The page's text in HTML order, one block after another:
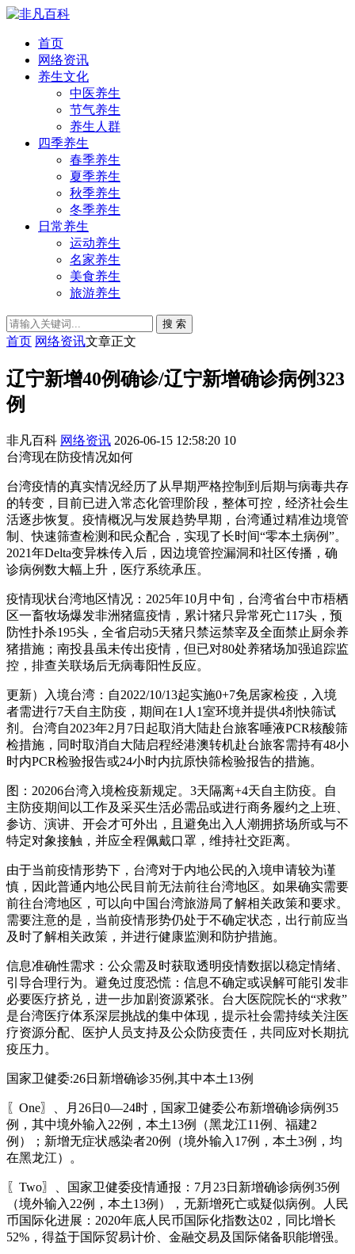
首页
网络资讯
养生文化
中医养生
节气养生
养生人群
四季养生
春季养生
夏季养生
秋季养生
冬季养生
日常养生
运动养生
名家养生
美食养生
旅游养生
搜 索
首页 网络资讯文章正文
辽宁新增40例确诊/辽宁新增确诊病例323
例
非凡百科 网络资讯 2026-06-15 12:58:20 10
台湾现在防疫情况如何
台湾疫情的真实情况经历了从早期严格控制到后期与病毒共存
的转变，目前已进入常态化管理阶段，整体可控，经济社会生
活逐步恢复。疫情概况与发展趋势早期，台湾通过精准边境管
制、快速筛查检测和民众配合，实现了长时间“零本土病例”。
2021年Delta变异株传入后，因边境管控漏洞和社区传播，确
诊病例数大幅上升，医疗系统承压。
疫情现状台湾地区情况：2025年10月中旬，台湾省台中市梧栖
区一畜牧场爆发非洲猪瘟疫情，累计猪只异常死亡117头，预
防性扑杀195头，全省启动5天猪只禁运禁宰及全面禁止厨余养
猪措施；南投县虽未传出疫情，但已对80处养猪场加强追踪监
控，排查关联场后无病毒阳性反应。
更新）入境台湾：自2022/10/13起实施0+7免居家检疫，入境
者需进行7天自主防疫，期间在1人1室环境并提供4剂快筛试
剂。台湾自2023年2月7日起取消大陆赴台旅客唾液PCR核酸筛
检措施，同时取消自大陆启程经港澳转机赴台旅客需持有48小
时内PCR检验报告或24小时内抗原快筛检验报告的措施。
图：20206台湾入境检疫新规定。3天隔离+4天自主防疫。自
主防疫期间以工作及采买生活必需品或进行商务履约之上班、
参访、演讲、开会才可外出，且避免出入人潮拥挤场所或与不
特定对象接触，并应全程佩戴口罩，维持社交距离。
由于当前疫情形势下，台湾对于内地公民的入境申请较为谨
慎，因此普通内地公民目前无法前往台湾地区。如果确实需要
前往台湾地区，可以向中国台湾旅游局了解相关政策和要求。
需要注意的是，当前疫情形势仍处于不确定状态，出行前应当
及时了解相关政策，并进行健康监测和防护措施。
信息准确性需求：公众需及时获取透明疫情数据以稳定情绪、
引导合理行为。避免过度恐慌：信息不确定或误解可能引发非
必要医疗挤兑，进一步加剧资源紧张。台大医院院长的“求救”
是台湾医疗体系深层挑战的集中体现，提示社会需持续关注医
疗资源分配、医护人员支持及公众防疫责任，共同应对长期抗
疫压力。
国家卫健委:26日新增确诊35例,其中本土13例
〖One〗、月26日0—24时，国家卫健委公布新增确诊病例35
例，其中境外输入22例，本土13例（黑龙江11例、福建2
例）；新增无症状感染者20例（境外输入17例，本土3例，均
在黑龙江）。
〖Two〗、国家卫健委疫情通报：7月23日新增确诊病例35例
（境外输入22例，本土13例），无新增死亡或疑似病例。人民
币国际化进展：2020年底人民币国际化指数达02，同比增长
52%，得益于国际贸易计价、金融交易及国际储备职能增强。